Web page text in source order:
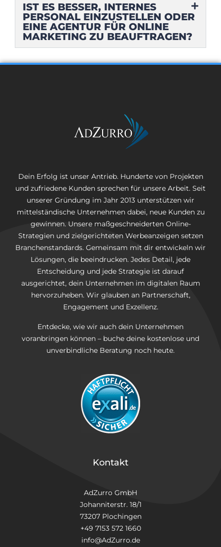
IST ES BESSER, INTERNES
PERSONAL EINZUSTELLEN ODER
EINE AGENTUR FÜR ONLINE
MARKETING ZU BEAUFTRAGEN?
Dein Erfolg ist unser Antrieb. Hunderte von Projekten
und zufriedene Kunden sprechen für unsere Arbeit. Seit
unserer Gründung im Jahr 2013 unterstützen wir
mittelständische Unternehmen dabei, neue Kunden zu
gewinnen. Unsere maßgeschneiderten Online-
Strategien und zielgerichteten Werbeanzeigen setzen
Branchenstandards. Gemeinsam mit dir entwickeln wir
Lösungen, die beeindrucken. Jedes Detail, jede
Entscheidung und jede Strategie ist darauf
ausgerichtet, dein Unternehmen im digitalen Raum
hervorzuheben. Wir glauben an Partnerschaft,
Engagement und Exzellenz.
Entdecke, wie wir auch dein Unternehmen
voranbringen können – buche deine kostenlose und
unverbindliche Beratung noch heute.
Kontakt
AdZurro GmbH
Johanniterstr. 18/1
73207 Plochingen
+49 7153 572 1660
info@AdZurro.de